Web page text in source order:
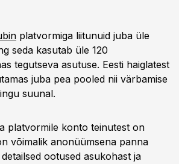
platvormiga liitunuid juba üle
seda kasutab üle 120
tegutseva asutuse. Eesti haiglatest
juba pea pooled nii värbamise
suunal.
platvormile konto teinutest on
võimalik anonüümsena panna
ootused asukohast ja